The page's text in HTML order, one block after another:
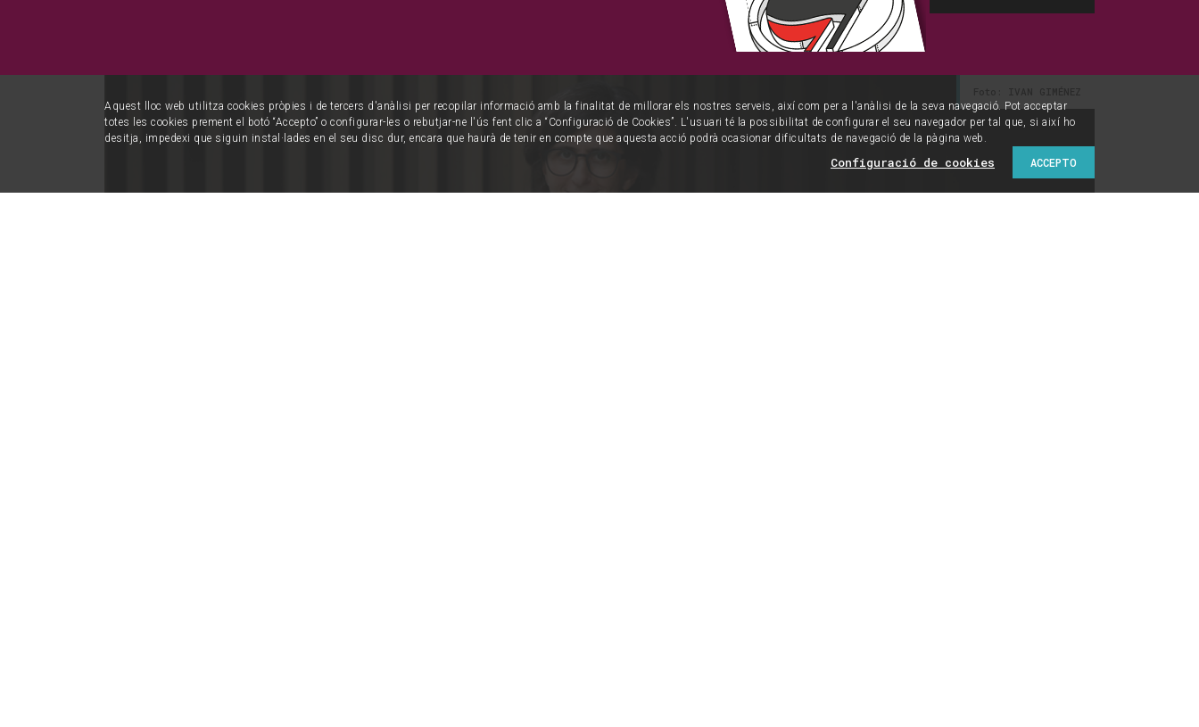
Aquest lloc web utilitza cookies pròpies i de tercers d'anàlisi per recopilar informació amb la finalitat de millorar els nostres serveis, així com per a l'anàlisi de la seva navegació. Pot acceptar
totes les cookies prement el botó “Accepto” o configurar-les o rebutjar-ne l'ús fent clic a “Configuració de Cookies”. L'usuari té la possibilitat de configurar el seu navegador per tal que, si així ho
desitja, impedexi que siguin instal·lades en el seu disc dur, encara que haurà de tenir en compte que aquesta acció podrà ocasionar dificultats de navegació de la pàgina web.
ACCEPTO
Configuració de cookies